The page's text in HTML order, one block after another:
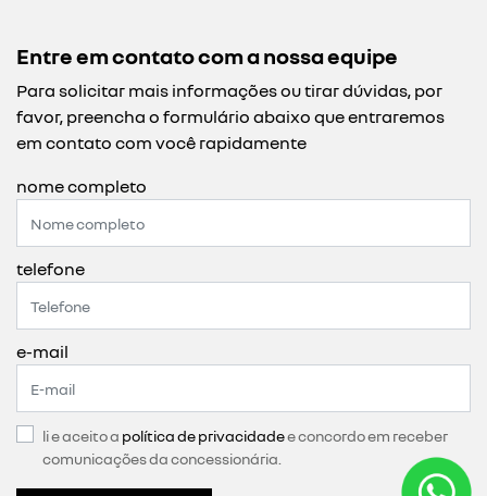
Entre em contato com a nossa equipe
Para solicitar mais informações ou tirar dúvidas, por
favor, preencha o formulário abaixo que entraremos
em contato com você rapidamente
nome completo
telefone
e-mail
li e aceito a política de privacidadee concordo em receber
comunicações da concessionária.